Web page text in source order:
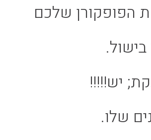
הפופקורן שלכם
יש!!!!!
שלו.